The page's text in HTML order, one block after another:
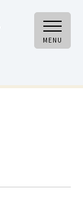
MENU